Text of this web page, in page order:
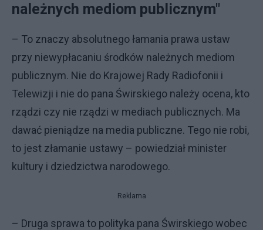
należnych mediom publicznym"
– To znaczy absolutnego łamania prawa ustaw
przy niewypłacaniu środków należnych mediom
publicznym. Nie do Krajowej Rady Radiofonii i
Telewizji i nie do pana Świrskiego należy ocena, kto
rządzi czy nie rządzi w mediach publicznych. Ma
dawać pieniądze na media publiczne. Tego nie robi,
to jest złamanie ustawy – powiedział minister
kultury i dziedzictwa narodowego.
Reklama
– Druga sprawa to polityka pana Świrskiego wobec